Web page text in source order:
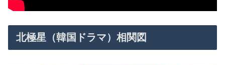
北極星（韓国ドラマ）相関図